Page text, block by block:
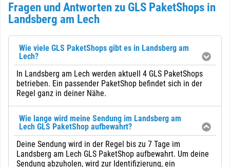
Fragen und Antworten zu GLS PaketShops in
Landsberg am Lech
Wie viele GLS PaketShops gibt es in Landsberg am
Lech?
In Landsberg am Lech werden aktuell 4 GLS PaketShops
betrieben. Ein passender PaketShop befindet sich in der
Regel ganz in deiner Nähe.
Wie lange wird meine Sendung im Landsberg am
Lech GLS PaketShop aufbewahrt?
Deine Sendung wird in der Regel bis zu 7 Tage im
Landsberg am Lech GLS PaketShop aufbewahrt. Um deine
Sendung abzuholen, wird zur Identifizierung, ein